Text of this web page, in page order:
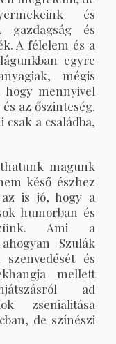
és
gazdagság és
A félelem és a
egyre
mégis
mennyivel
az őszinteség.
csak a családba,
magunk
késő észhez
is jó, hogy a
humorban és
Ami a
Szulák
és
mellett
ad
zsenialitása
de színészi